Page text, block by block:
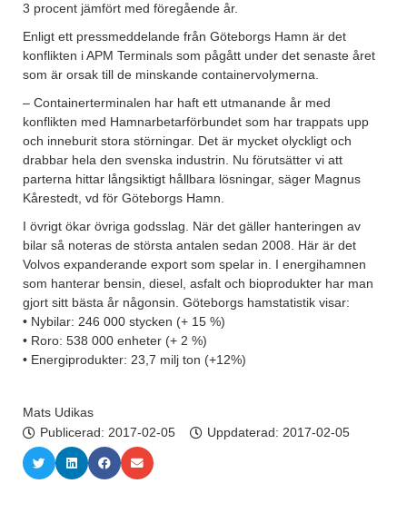
3 procent jämfört med föregående år.
Enligt ett pressmeddelande från Göteborgs Hamn är det
konflikten i APM Terminals som pågått under det senaste året
som är orsak till de minskande containervolymerna.
– Containerterminalen har haft ett utmanande år med
konflikten med Hamnarbetarförbundet som har trappats upp
och inneburit stora störningar. Det är mycket olyckligt och
drabbar hela den svenska industrin. Nu förutsätter vi att
parterna hittar långsiktigt hållbara lösningar, säger Magnus
Kårestedt, vd för Göteborgs Hamn.
I övrigt ökar övriga godsslag. När det gäller hanteringen av
bilar så noteras de största antalen sedan 2008. Här är det
Volvos expanderande export som spelar in. I energihamnen
som hanterar bensin, diesel, asfalt och bioprodukter har man
gjort sitt bästa år någonsin. Göteborgs hamstatistik visar:
• Nybilar: 246 000 stycken (+ 15 %)
• Roro: 538 000 enheter (+ 2 %)
• Energiprodukter: 23,7 milj ton (+12%)
Mats Udikas
Publicerad: 2017-02-05 Uppdaterad: 2017-02-05